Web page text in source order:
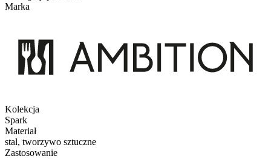
Marka
Kolekcja
Spark
Materiał
stal, tworzywo sztuczne
Zastosowanie